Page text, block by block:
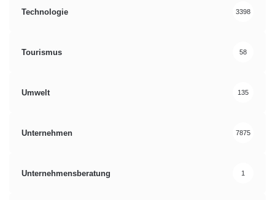
Technologie 3398
Tourismus 58
Umwelt 135
Unternehmen 7875
Unternehmensberatung 1